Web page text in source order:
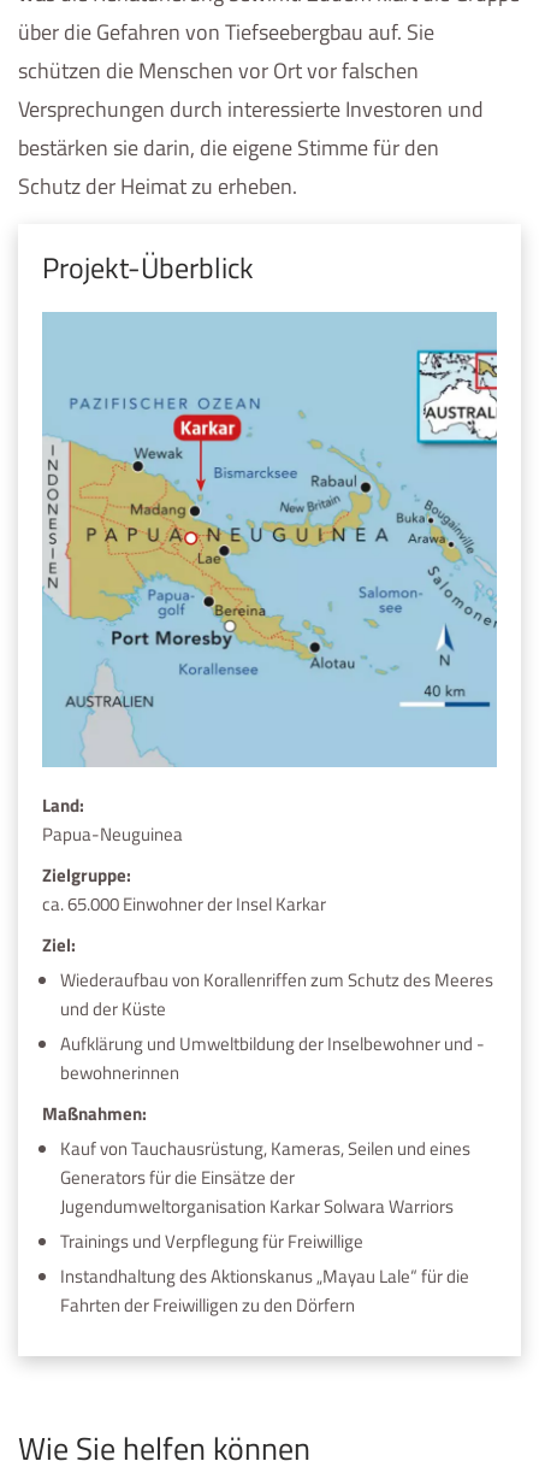
über die Gefahren von Tiefseebergbau auf. Sie
schützen die Menschen vor Ort vor falschen
Versprechungen durch interessierte Investoren und
bestärken sie darin, die eigene Stimme für den
Schutz der Heimat zu erheben.
Projekt-Überblick
Land:
Papua-Neuguinea
Zielgruppe:
ca. 65.000 Einwohner der Insel Karkar
Ziel:
Wiederaufbau von Korallenriffen zum Schutz des Meeres
und der Küste
Aufklärung und Umweltbildung der Inselbewohner und -
bewohnerinnen
Maßnahmen:
Kauf von Tauchausrüstung, Kameras, Seilen und eines
Generators für die Einsätze der
Jugendumweltorganisation Karkar Solwara Warriors
Trainings und Verpflegung für Freiwillige
Instandhaltung des Aktionskanus „Mayau Lale“ für die
Fahrten der Freiwilligen zu den Dörfern
Wie Sie helfen können